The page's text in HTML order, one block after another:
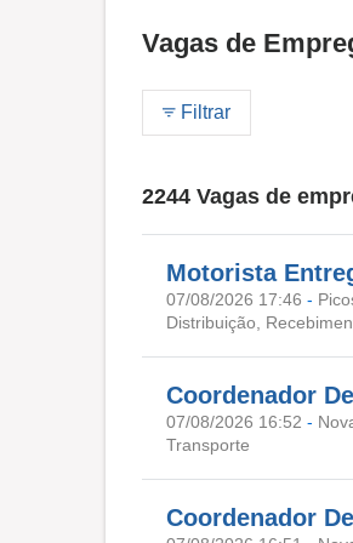
Vagas de
Filtrar
2244 Vagas de
Motorista
07/08/2026 17:46 -
Distribuição,
Coordenador
07/08/2026 16:52 -
Transporte
Coordenador